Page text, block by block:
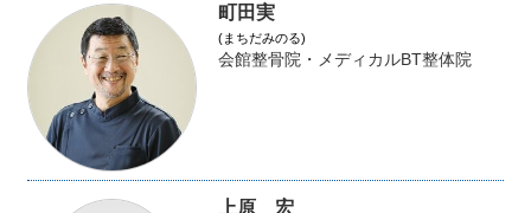
町田実
(まちだみのる)
会館整骨院・メディカルBT整体院
上原 宏